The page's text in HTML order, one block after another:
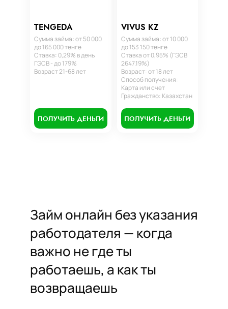
TENGEDA
Сумма займа: от 50 000
до 165 000 тенге
Ставка: 0,29% в день
ГЭСВ - до 179%
Возраст 21-68 лет
ПОЛУЧИТЬ ДЕНЬГИ
VIVUS KZ
Сумма займа: от 10 000
до 153 150 тенге
Ставка от 0,95% (ГЭСВ
2647.19%)
Возраст: от 18 лет
Способ получения:
Карта или счет
Гражданство: Казахстан
ПОЛУЧИТЬ ДЕНЬГИ
Займ онлайн без указания
работодателя — когда
важно не где ты
работаешь, а как ты
возвращаешь